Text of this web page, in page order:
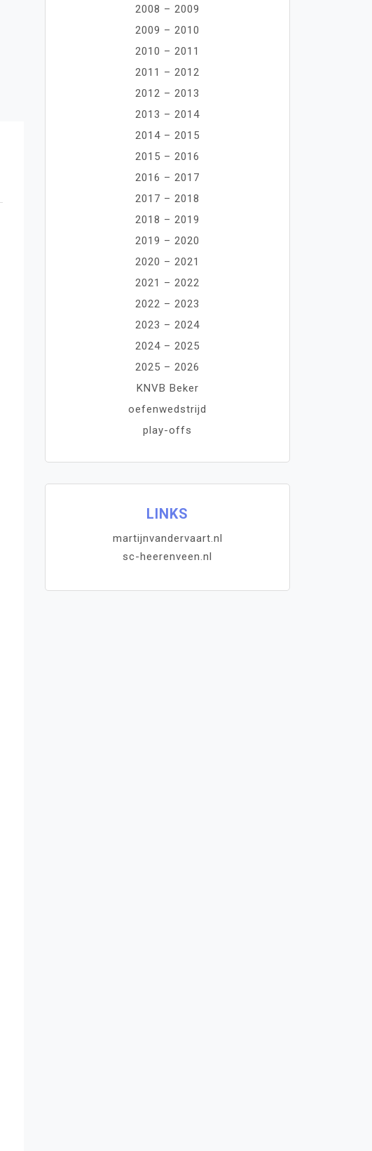
2008 – 2009
2009 – 2010
2010 – 2011
2011 – 2012
2012 – 2013
2013 – 2014
2014 – 2015
2015 – 2016
2016 – 2017
2017 – 2018
2018 – 2019
2019 – 2020
2020 – 2021
2021 – 2022
2022 – 2023
2023 – 2024
2024 – 2025
2025 – 2026
KNVB Beker
oefenwedstrijd
play-offs
LINKS
martijnvandervaart.nl
sc-heerenveen.nl